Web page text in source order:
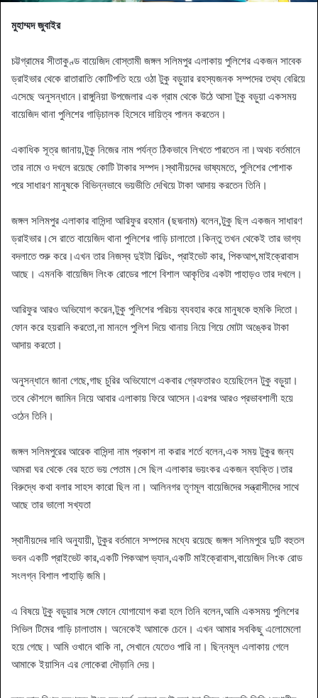
মুহাম্মদ জুবাইর
চট্টগ্রামের সীতাকুণ্ড বায়েজিদ বোস্তামী জঙ্গল সলিমপুর এলাকায় পুলিশের একজন সাবেক
ড্রাইভার থেকে রাতারাতি কোটিপতি হয়ে ওঠা টুকু বড়ুয়ার রহস্যজনক সম্পদের তথ্য বেরিয়ে
এসেছে অনুসন্ধানে।রাঙ্গুনিয়া উপজেলার এক গ্রাম থেকে উঠে আসা টুকু বড়ুয়া একসময়
বায়েজিদ থানা পুলিশের গাড়িচালক হিসেবে দায়িত্ব পালন করতেন।
একাধিক সূত্র জানায়,টুকু নিজের নাম পর্যন্ত ঠিকভাবে লিখতে পারতেন না।অথচ বর্তমানে
তার নামে ও দখলে রয়েছে কোটি টাকার সম্পদ।স্থানীয়দের ভাষ্যমতে, পুলিশের পোশাক
পরে সাধারণ মানুষকে বিভিন্নভাবে ভয়ভীতি দেখিয়ে টাকা আদায় করতেন তিনি।
জঙ্গল সলিমপুর এলাকার বাসিন্দা আরিফুর রহমান (ছদ্মনাম) বলেন,টুকু ছিল একজন সাধারণ
ড্রাইভার।সে রাতে বায়েজিদ থানা পুলিশের গাড়ি চালাতো।কিন্তু তখন থেকেই তার ভাগ্য
বদলাতে শুরু করে।এখন তার নিজস্ব দুইটা বিল্ডিং, প্রাইভেট কার, পিকআপ,মাইক্রোবাস
আছে। এমনকি বায়েজিদ লিংক রোডের পাশে বিশাল আকৃতির একটা পাহাড়ও তার দখলে।
আরিফুর আরও অভিযোগ করেন,টুকু পুলিশের পরিচয় ব্যবহার করে মানুষকে হুমকি দিতো।
ফোন করে হয়রানি করতো,না মানলে পুলিশ দিয়ে থানায় নিয়ে গিয়ে মোটা অঙ্কের টাকা
আদায় করতো।
অনুসন্ধানে জানা গেছে,গাছ চুরির অভিযোগে একবার গ্রেফতারও হয়েছিলেন টুকু বড়ুয়া।
তবে কৌশলে জামিন নিয়ে আবার এলাকায় ফিরে আসেন।এরপর আরও প্রভাবশালী হয়ে
ওঠেন তিনি।
জঙ্গল সলিমপুরের আরেক বাসিন্দা নাম প্রকাশ না করার শর্তে বলেন,এক সময় টুকুর জন্য
আমরা ঘর থেকে বের হতে ভয় পেতাম।সে ছিল এলাকার ভয়ংকর একজন ব্যক্তি।তার
বিরুদ্ধে কথা বলার সাহস কারো ছিল না। আলিনগর তৃণমূল বায়েজিদের সন্ত্রাসীদের সাথে
আছে তার ভালো সখ্যতা
স্থানীয়দের দাবি অনুযায়ী, টুকুর বর্তমানে সম্পদের মধ্যে রয়েছে জঙ্গল সলিমপুরে দুটি বহুতল
ভবন একটি প্রাইভেট কার,একটি পিকআপ ভ্যান,একটি মাইক্রোবাস,বায়েজিদ লিংক রোড
সংলগ্ন বিশাল পাহাড়ি জমি।
এ বিষয়ে টুকু বড়ুয়ার সঙ্গে ফোনে যোগাযোগ করা হলে তিনি বলেন,আমি একসময় পুলিশের
সিভিল টিমের গাড়ি চালাতাম। অনেকেই আমাকে চেনে। এখন আমার সবকিছু এলোমেলো
হয়ে গেছে। আমি ওখানে থাকি না, সেখানে যেতেও পারি না। ছিন্নমূল এলাকায় গেলে
আমাকে ইয়াসিন এর লোকেরা দৌড়ানি দেয়।